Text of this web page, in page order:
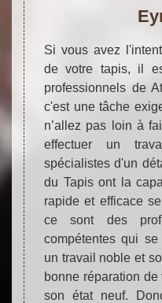
Si vous avez
de votre tapis, il
professionnels de
c'est une tâche
n’allez pas loin à
effectuer un
spécialistes d'un
du Tapis ont la
rapide et efficace
ce sont des
compétentes qui
un travail noble et
bonne réparation
son état neuf.